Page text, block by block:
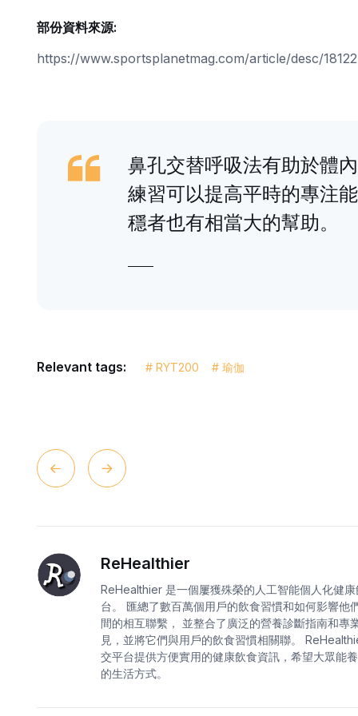
部份資料來源:
https://www.sportsplanetmag.com/article/desc/
鼻孔交替呼吸法有助於體
練習可以提高平時的專注
穩者也有相當大的幫助。
Relevant tags: # RYT200 # 瑜伽
ReHealthier
ReHealthier 是一個屢獲殊榮的人工智能個人化健
台。 匯總了數百萬個用戶的飲食習慣和如何影響他
間的相互聯繫， 並整合了廣泛的營養診斷指南和專
見，並將它們與用戶的飲食習慣相關聯。
交平台提供方便實用的健康飲食資訊，希望大眾能
的生活方式。